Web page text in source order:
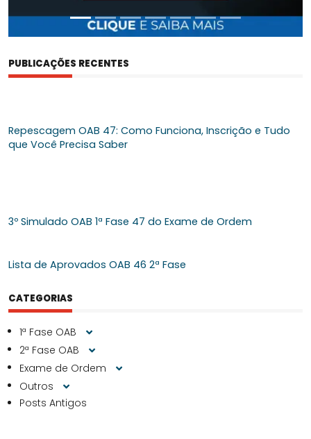
PUBLICAÇÕES RECENTES
Repescagem OAB 47: Como Funciona, Inscrição e Tudo
que Você Precisa Saber
3º Simulado OAB 1ª Fase 47 do Exame de Ordem
Lista de Aprovados OAB 46 2ª Fase
CATEGORIAS
1ª Fase OAB
2ª Fase OAB
Exame de Ordem
Outros
Posts Antigos